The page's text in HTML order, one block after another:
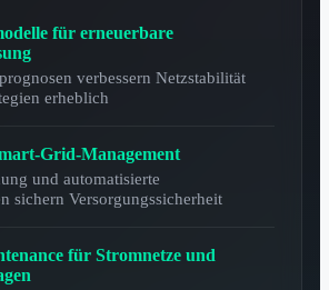
für erneuerbare
verbessern Netzstabilität
erheblich
Grid-Management
und automatisierte
sichern Versorgungssicherheit
für Stromnetze und